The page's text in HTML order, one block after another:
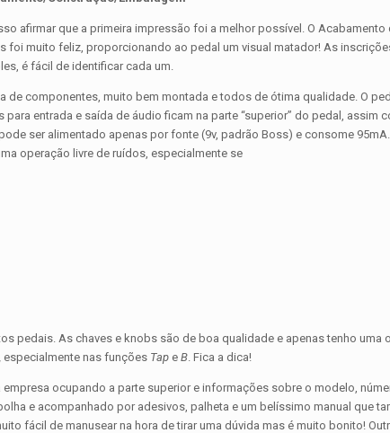
afirmar que a primeira impressão foi a melhor possível. O Acabamento
foi muito feliz, proporcionando ao pedal um visual matador! As
é fácil de identificar cada um.
componentes, muito bem montada e todos de ótima qualidade. O
entrada e saída de áudio ficam na parte “superior” do pedal, assim
ser alimentado apenas por fonte (9v, padrão Boss) e consome
operação livre de ruídos, especialmente se
pedais. As chaves e knobs são de boa qualidade e apenas tenho uma
especialmente nas funções Tap e B. Fica a dica!
ocupando a parte superior e informações sobre o modelo,
e acompanhado por adesivos, palheta e um belíssimo manual que
fácil de manusear na hora de tirar uma dúvida mas é muito bonito!